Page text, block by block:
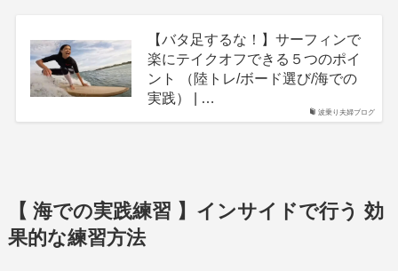
波乗り夫婦ブログ
【バタ足するな！】サーフィンで
楽にテイクオフできる５つのポイ
ント （陸トレ/ボード選び/海での
実践） | …
【 海での実践練習 】インサイドで行う 効
果的な練習方法